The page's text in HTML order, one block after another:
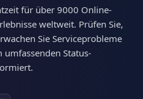
für über 9000 Online-
weltweit. Prüfen Sie,
Sie Serviceprobleme
Status-